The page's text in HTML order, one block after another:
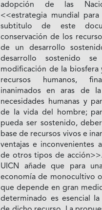
adopción de las
<<estrategia mundial para
subtitulo de este
conservación de los
de un desarrollo
desarrollo sostenido
modificación de Ia biosfera
recursos humanos,
inanimados en aras de
necesidades humanas y
de Ia vida del hombre;
pueda ser sostenido,
base de recursos vivos e
ventajas e inconvenientes
de otros tipos de
UICN añade que para
economía de monocultivo
que depende en gran
determinado es esencial